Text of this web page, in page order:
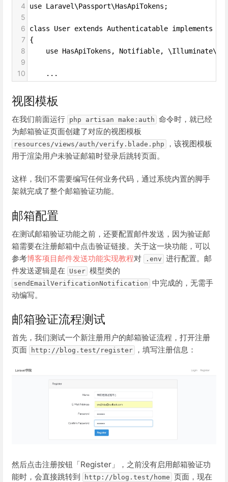
4 use Laravel\Passport\HasApiTokens;
5
6
class User extends Authenticatable implements
7 {
8
use HasApiTokens, Notifiable,
9
10
    ...
视图模板
在我们前面运行 php artisan make:auth 命令时，就已经
为邮箱验证页面创建了对应的视图模板
resources/views/auth/verify.blade.php
，该视图模板
用于渲染用户未验证邮箱时登录后跳转页面。
这样，我们不需要编写任何业务代码，通过系统内置的脚手
架就完成了整个邮箱验证功能。
邮箱配置
在测试邮箱验证功能之前，还要配置邮件发送，因为验证邮
箱需要在注册邮箱中点击验证链接。关于这一块功能，可以
参考博客项目邮件发送功能实现教程对 .env 进行配置。邮
件发送逻辑是在
User 模型类的
sendEmailVerificationNotification 中完成的，无需手
动编写。
邮箱验证流程测试
首先，我们测试一个新注册用户的邮箱验证流程，打开注册
页面
http://blog.test/register ，填写注册信息：
然后点击注册按钮「Register」，之前没有启用邮箱验证功
能时，会直接跳转到
http://blog.test/home 页面，现在